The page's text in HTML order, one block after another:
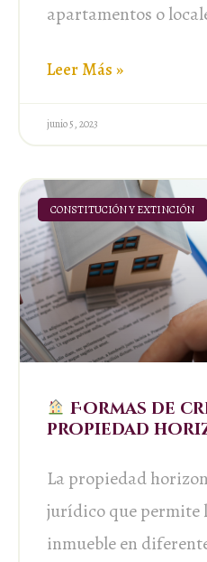
apartamentos o
Leer Más »
junio 5, 2023
CONSTITUCIÓN Y EXTINCIÓN
Formas de
propiedad
La propiedad
jurídico que permite
inmueble en